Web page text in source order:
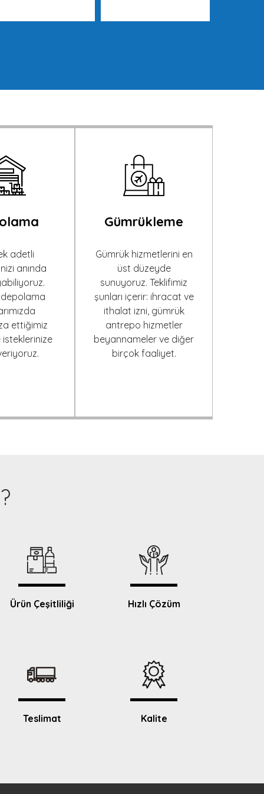
adetli
anında
ettiğimiz
isteklerinize
Gümrükleme
Gümrük hizmetlerini en
üst düzeyde
sunuyoruz. Teklifimiz
şunları içerir: ihracat ve
ithalat izni, gümrük
antrepo hizmetler
beyannameler ve diğer
birçok faaliyet.
Ürün Çeşitliliği Hızlı Çözüm
Teslimat Kalite